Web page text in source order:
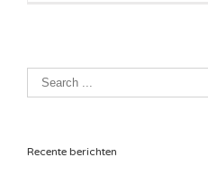
Recente berichten